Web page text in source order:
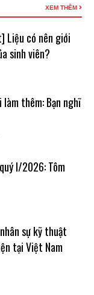
XEM THÊM
Liệu có nên giới
sinh viên?
thêm: Bạn nghĩ
I/2026: Tôm
nhân sự kỹ thuật
tại Việt Nam